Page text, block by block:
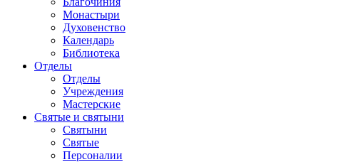
Монастыри
Духовенство
Календарь
Библиотека
Отделы
Отделы
Учреждения
Мастерские
Святые и святыни
Cвятыни
Cвятые
Персоналии